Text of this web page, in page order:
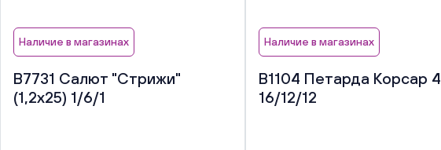
Наличие в магазинах
В7731 Салют "Стрижи"
(1,2х25) 1/6/1
Наличие в магазинах
В1104 Петарда Корсар 4
16/12/12